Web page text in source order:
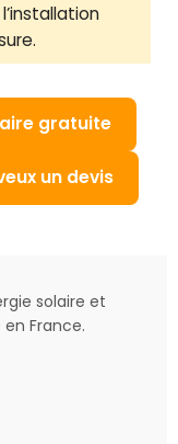
gratuite
un devis
solaire et
France.